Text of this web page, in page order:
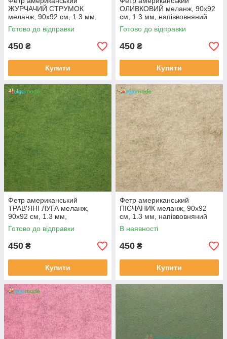
ЖУРЧАЧИЙ СТРУМОК
меланж, 90x92 см, 1.3 мм,
напіввовняний м'який
Готово до відправки
450 ₴
Купити
ОЛИВКОВИЙ меланж, 90x92
см, 1.3 мм, напіввовняний
м'який
Готово до відправки
450 ₴
Купити
Фетр американський
ТРАВ'ЯНІ ЛУГА меланж,
90x92 см, 1.3 мм,
напіввовняний м'який
Готово до відправки
450 ₴
Купити
Фетр американський
ПІСЧАНИК меланж, 90x92
см, 1.3 мм, напіввовняний
м'який
В наявності
450 ₴
Купити